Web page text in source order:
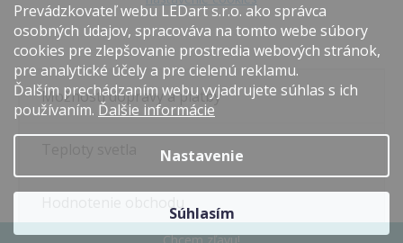
Prevádzkovateľ webu LEDart s.r.o. ako správca
osobných údajov, spracováva na tomto webe súbory
cookies pre zlepšovanie prostredia webových stránok,
pre analytické účely a pre cielenú reklamu.
Ďalším prechádzaním webu vyjadrujete súhlas s ich
používaním. Ďalšie informácie
Nastavenie
Súhlasím
Možnosti dopravy a platby